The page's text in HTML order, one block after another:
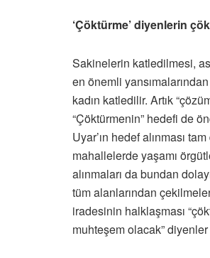
‘Çöktürme’ diyenlerin
Sakinelerin katledilmesi,
en önemli
kadın katledilir. Artık
“Çöktürmenin” hedefi de
Uyar’ın hedef alınması
mahallelerde yaşamı
alınmaları da bundan
tüm alanlarından
iradesinin halklaşması
muhteşem olacak”